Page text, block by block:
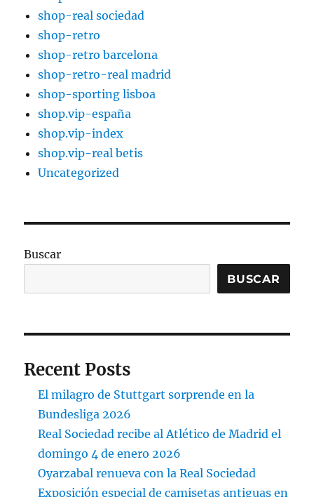
shop-real sociedad
shop-retro
shop-retro barcelona
shop-retro-real madrid
shop-sporting lisboa
shop.vip-españa
shop.vip-index
shop.vip-real betis
Uncategorized
Buscar
BUSCAR
Recent Posts
El milagro de Stuttgart sorprende en la
Bundesliga 2026
Real Sociedad recibe al Atlético de Madrid el
domingo 4 de enero 2026
Oyarzabal renueva con la Real Sociedad
Exposición especial de camisetas antiguas en